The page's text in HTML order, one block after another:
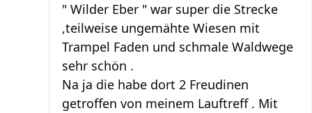
" Wilder Eber " war super die Strecke
,teilweise ungemähte Wiesen mit
Trampel Faden und schmale Waldwege
sehr schön .
Na ja die habe dort 2 Freudinen
getroffen von meinem Lauftreff . Mit